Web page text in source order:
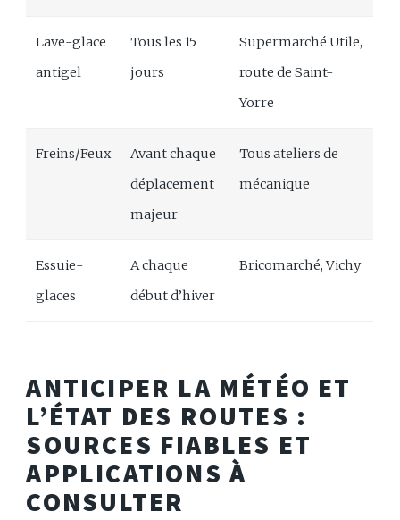
Lave-glace
antigel
Tous les 15
jours
Supermarché Utile,
route de Saint-
Yorre
Freins/Feux
Avant chaque
déplacement
majeur
Tous ateliers de
mécanique
Essuie-
glaces
A chaque
début d’hiver
Bricomarché, Vichy
ANTICIPER LA MÉTÉO ET
L’ÉTAT DES ROUTES :
SOURCES FIABLES ET
APPLICATIONS À
CONSULTER